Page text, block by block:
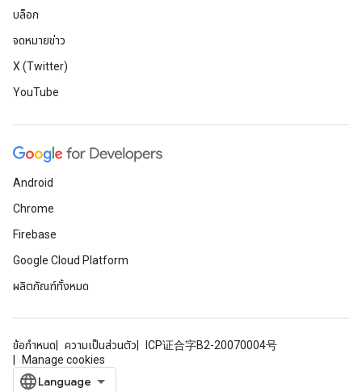
บล็อก
จดหมายข่าว
X (Twitter)
YouTube
Android
Chrome
Firebase
Google Cloud Platform
ผลิตภัณฑ์ทั้งหมด
ข้อกำหนด ความเป็นส่วนตัว
ICP证合字B2-20070004号
Manage cookies